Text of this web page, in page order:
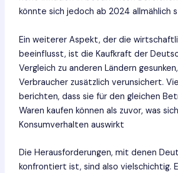
könnte sich jedoch ab 2024 allmählich
Ein weiterer Aspekt, der die
beeinflusst, ist die Kaufkraft der
Vergleich zu anderen Ländern
Verbraucher zusätzlich verunsichert.
berichten, dass sie für den gleichen
Waren kaufen können als zuvor, was
Konsumverhalten auswirkt​
Die Herausforderungen, mit denen
konfrontiert ist, sind also vielschichtig.